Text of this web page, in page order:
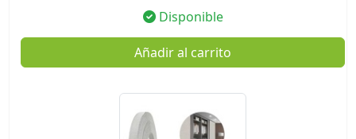
Disponible
Añadir al carrito